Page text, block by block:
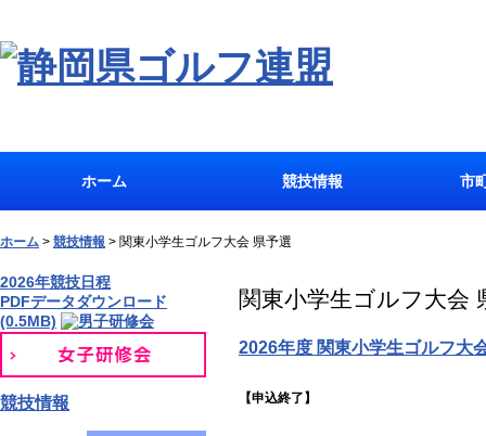
ホーム 競技情報 市
ホーム > 競技情報 > 関東小学生ゴルフ大会 県予選
2026年競技日程
PDFデータダウンロード
(0.5MB)
競技情報
関東小学生ゴルフ大会
2026年度 関東小学生ゴルフ大
【申込終了】